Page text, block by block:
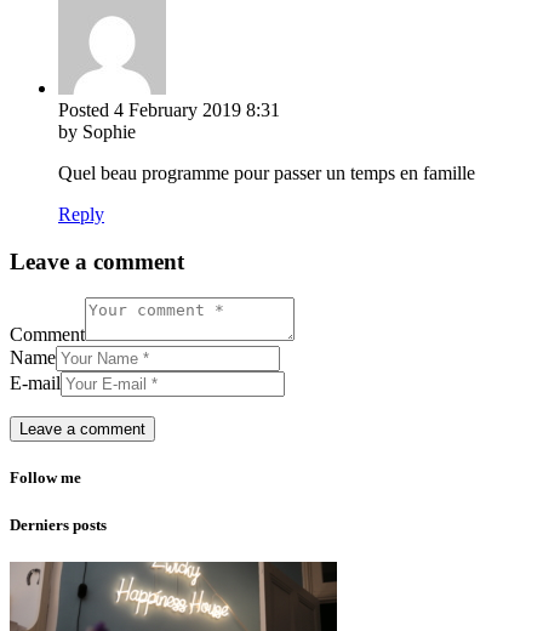
Posted 4 February 2019 8:31
by Sophie
Quel beau programme pour passer un temps en famille
Reply
Leave a comment
Comment
Name
E-mail
Follow me
Derniers posts